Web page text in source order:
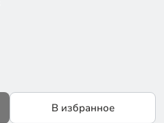
В избранное